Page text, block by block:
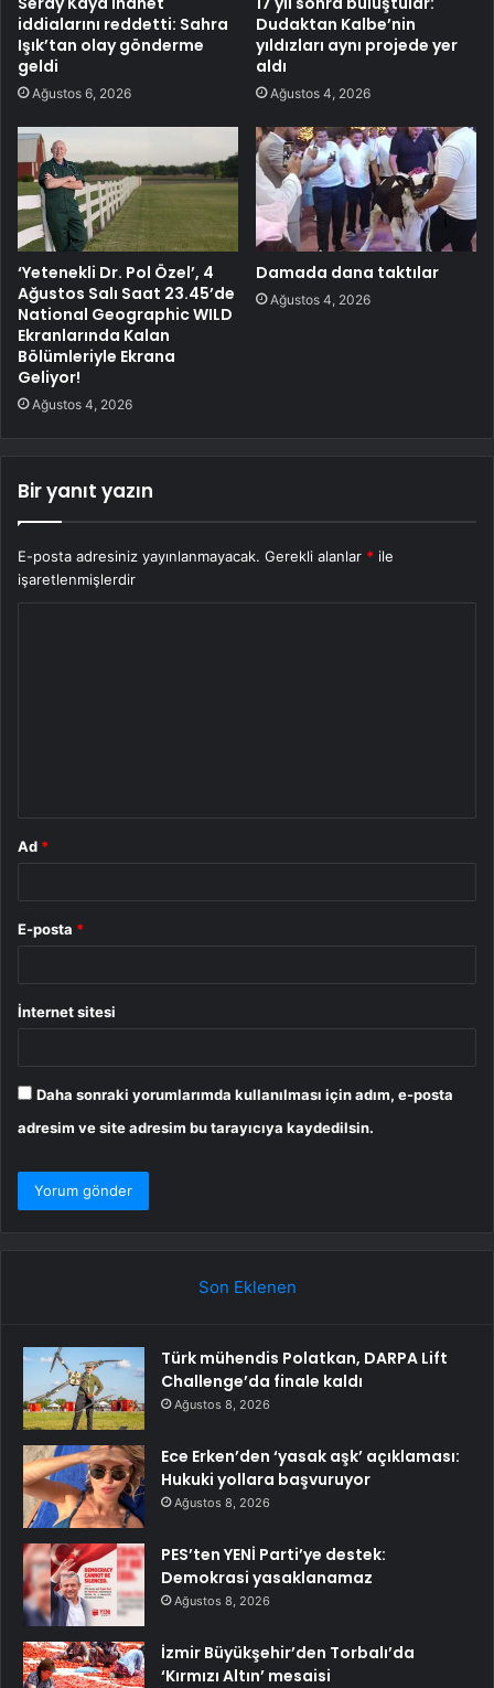
iddialarını reddetti: Sahra
Işık’tan olay gönderme
geldi
Ağustos 6, 2026
Dudaktan Kalbe’nin
yıldızları aynı projede yer
aldı
Ağustos 4, 2026
‘Yetenekli Dr. Pol Özel’, 4
Ağustos Salı Saat 23.45’de
National Geographic WILD
Ekranlarında Kalan
Bölümleriyle Ekrana
Geliyor!
Ağustos 4, 2026
Damada dana taktılar
Ağustos 4, 2026
Bir yanıt yazın
E-posta adresiniz yayınlanmayacak. Gerekli alanlar * ile
işaretlenmişlerdir
Ad *
E-posta *
İnternet sitesi
Daha sonraki yorumlarımda kullanılması için adım, e-posta
adresim ve site adresim bu tarayıcıya kaydedilsin.
Son Eklenen
Türk mühendis Polatkan, DARPA Lift
Challenge’da finale kaldı
Ağustos 8, 2026
Ece Erken’den ‘yasak aşk’ açıklaması:
Hukuki yollara başvuruyor
Ağustos 8, 2026
PES’ten YENİ Parti’ye destek:
Demokrasi yasaklanamaz
Ağustos 8, 2026
İzmir Büyükşehir’den Torbalı’da
‘Kırmızı Altın’ mesaisi